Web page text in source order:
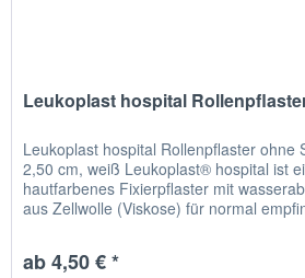
Leukoplast hospital
Leukoplast hospital Rollenpflaster ohne
2,50 cm, weiß Leukoplast® hospital ist
hautfarbenes Fixierpflaster mit
aus Zellwolle (Viskose) für normal
ab 4,50 € *